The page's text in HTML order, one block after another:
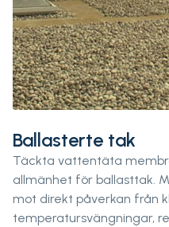
Ballasterte tak
Täckta vattentäta
allmänhet för ballasttak.
mot direkt påverkan från
temperatursvängningar,